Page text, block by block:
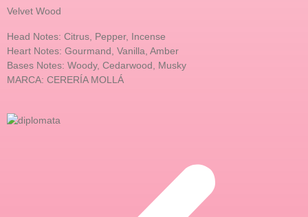
Velvet Wood
Head Notes: Citrus, Pepper, Incense
Heart Notes: Gourmand, Vanilla, Amber
Bases Notes: Woody, Cedarwood, Musky
MARCA: CERERÍA MOLLÁ